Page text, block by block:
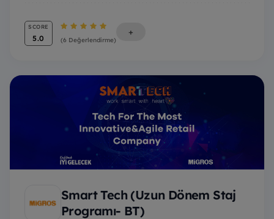
SCORE
5.0 (6 Değerlendirme)
+
Smart Tech (Uzun Dönem Staj
Programı- BT)